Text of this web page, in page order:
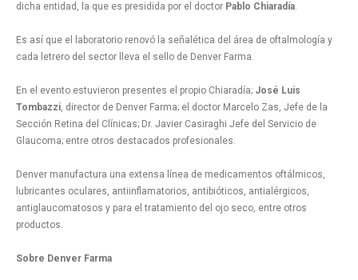
dicha entidad, la que es presidida por el doctor Pablo Chiaradía.
Es así que el laboratorio renovó la señalética del área de oftalmología y
cada letrero del sector lleva el sello de Denver Farma.
En el evento estuvieron presentes el propio Chiaradía; José Luis
Tombazzi, director de Denver Farma; el doctor Marcelo Zas, Jefe de la
Sección Retina del Clínicas; Dr. Javier Casiraghi Jefe del Servicio de
Glaucoma; entre otros destacados profesionales.
Denver manufactura una extensa línea de medicamentos oftálmicos,
lubricantes oculares, antiinflamatorios, antibióticos, antialérgicos,
antiglaucomatosos y para el tratamiento del ojo seco, entre otros
productos.
Sobre Denver Farma